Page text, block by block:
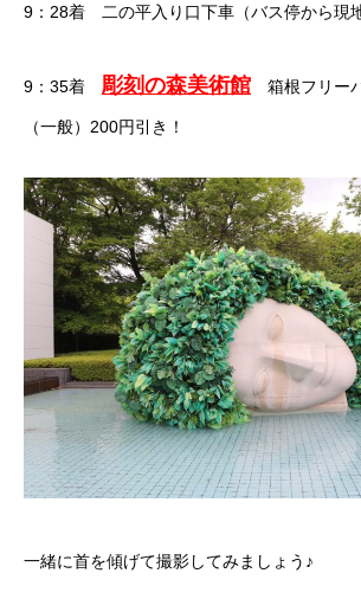
9：28着 二の平入り口下車（バス停から現
9：35着 彫刻の森美術館 箱根フリー
（一般）200円引き！
一緒に首を傾げて撮影してみましょう♪